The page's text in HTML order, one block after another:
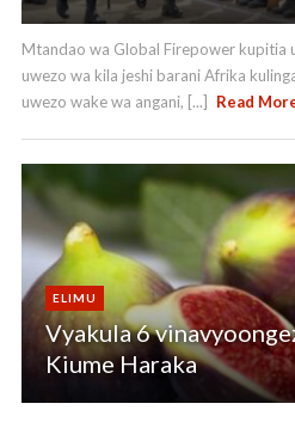
Mtandao wa Global Firepower kupitia
uwezo wa kila jeshi barani Afrika
uwezo wake wa angani, [...]
Read
ELIMU
Vyakula 6
Kiume Haraka